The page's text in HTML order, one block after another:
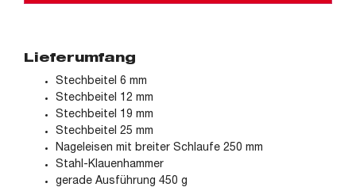
Lieferumfang
Stechbeitel 6 mm
Stechbeitel 12 mm
Stechbeitel 19 mm
Stechbeitel 25 mm
Nageleisen mit breiter Schlaufe 250 mm
Stahl-Klauenhammer
gerade Ausführung 450 g